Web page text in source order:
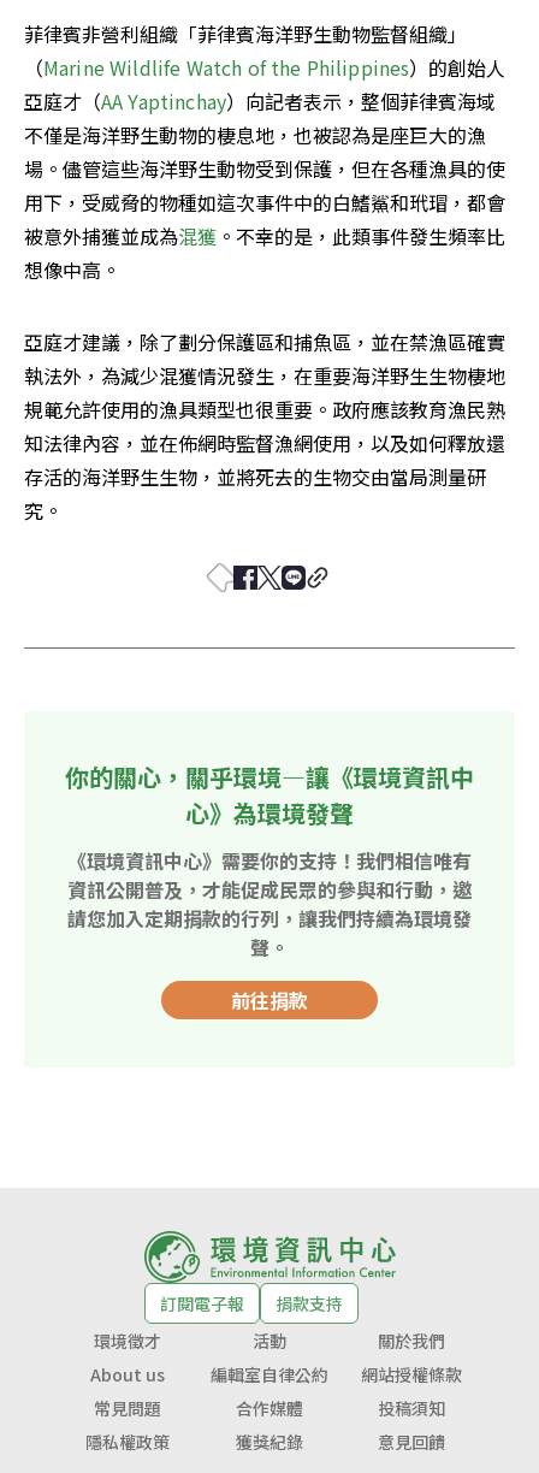
菲律賓非營利組織「菲律賓海洋野生動物監督組織」
（Marine Wildlife Watch of the Philippines）的創始人
亞庭才（AA Yaptinchay）向記者表示，整個菲律賓海域
不僅是海洋野生動物的棲息地，也被認為是座巨大的漁
場。儘管這些海洋野生動物受到保護，但在各種漁具的使
用下，受威脅的物種如這次事件中的白鰭鯊和玳瑁，都會
被意外捕獲並成為混獲 。不幸的是，此類事件發生頻率比
想像中高。
亞庭才建議，除了劃分保護區和捕魚區，並在禁漁區確實
執法外，為減少混獲情況發生，在重要海洋野生生物棲地
規範允許使用的漁具類型也很重要。政府應該教育漁民熟
知法律內容，並在佈網時監督漁網使用，以及如何釋放還
存活的海洋野生生物，並將死去的生物交由當局測量研
究。
你的關心，關乎環境—讓《環境資訊中
心》為環境發聲
《環境資訊中心》需要你的支持！我們相信唯有
資訊公開普及，才能促成民眾的參與和行動，邀
請您加入定期捐款的行列，讓我們持續為環境發
聲。
前往捐款
訂閱電子報
捐款支持
環境徵才
活動
關於我們
About us
編輯室自律公約
網站授權條款
常見問題
合作媒體
投稿須知
隱私權政策
獲獎紀錄 意見回饋